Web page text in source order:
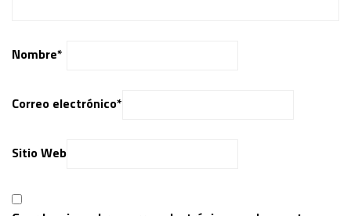
Nombre*
Correo electrónico*
Sitio Web